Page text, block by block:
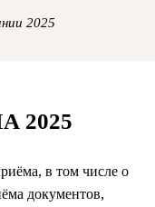
2025
2025
в том числе о
документов,